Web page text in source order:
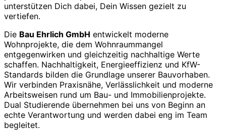
unterstützen Dich dabei, Dein Wissen gezielt zu
vertiefen.
Die Bau Ehrlich GmbH entwickelt moderne
Wohnprojekte, die dem Wohnraummangel
entgegenwirken und gleichzeitig nachhaltige Werte
schaffen. Nachhaltigkeit, Energieeffizienz und KfW-
Standards bilden die Grundlage unserer Bauvorhaben.
Wir verbinden Praxisnähe, Verlässlichkeit und moderne
Arbeitsweisen rund um Bau- und Immobilienprojekte.
Dual Studierende übernehmen bei uns von Beginn an
echte Verantwortung und werden dabei eng im Team
begleitet.